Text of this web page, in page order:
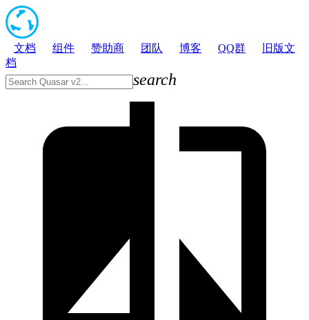
文档 组件 赞助商 团队 博客 QQ群
旧版文
档
search